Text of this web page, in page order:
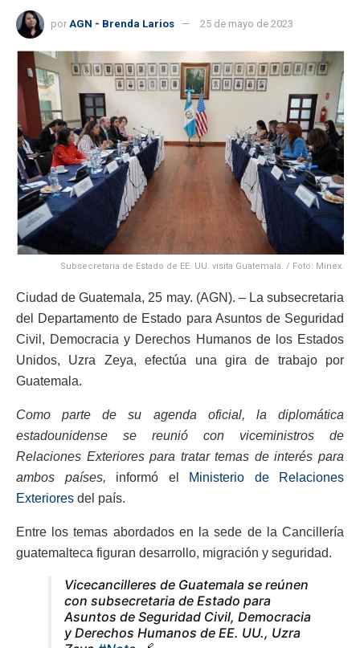
por AGN - Brenda Larios 25 de mayo de 2023
Subsecretaria de Estado de EE. UU. visita Guatemala. / Foto: Minex.
Ciudad de Guatemala, 25 may. (AGN). – La subsecretaria
del Departamento de Estado para Asuntos de Seguridad
Civil, Democracia y Derechos Humanos de los Estados
Unidos, Uzra Zeya, efectúa una gira de trabajo por
Guatemala.
Como parte de su agenda oficial, la diplomática
estadounidense se reunió con viceministros de
Relaciones Exteriores para tratar temas de interés para
ambos países, informó el
Ministerio de Relaciones
Exteriores del país.
Entre los temas abordados en la sede de la Cancillería
guatemalteca figuran desarrollo, migración y seguridad.
Vicecancilleres de Guatemala se reúnen
con subsecretaria de Estado para
Asuntos de Seguridad Civil, Democracia
y Derechos Humanos de EE. UU., Uzra